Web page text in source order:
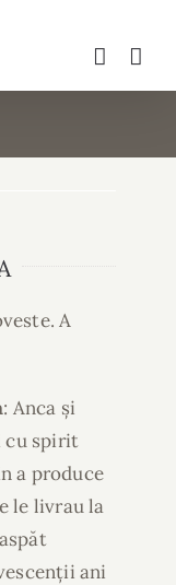
A
: Anca și
cu spirit
a produce
le livrau la
ani